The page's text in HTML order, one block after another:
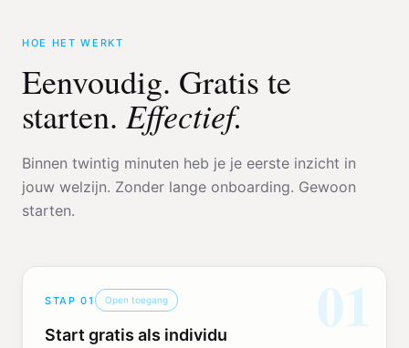
HOE HET WERKT
Eenvoudig. Gratis te
starten. Effectief.
Binnen twintig minuten heb je je eerste inzicht in
jouw welzijn. Zonder lange onboarding. Gewoon
starten.
01
STAP01 Open toegang
Start gratis als individu